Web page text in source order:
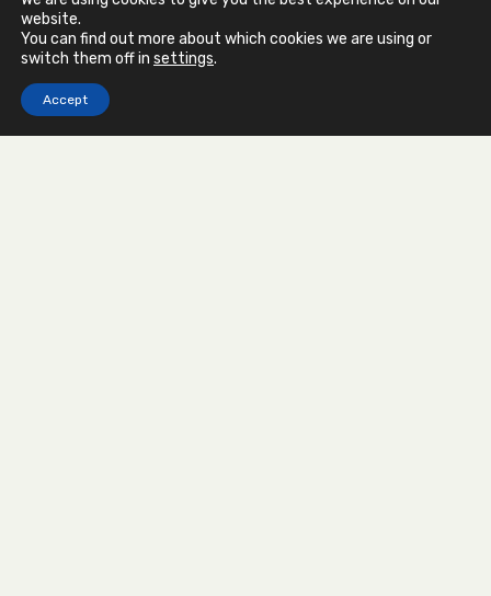
website.
You can find out more about which cookies we are using or
switch them off in settings.
Accept